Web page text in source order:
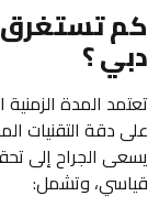
كم
دبي ؟
تعتمد المدة
على دقة التقنيات
يسعى الجراح إلى
قياسي، وتشمل: